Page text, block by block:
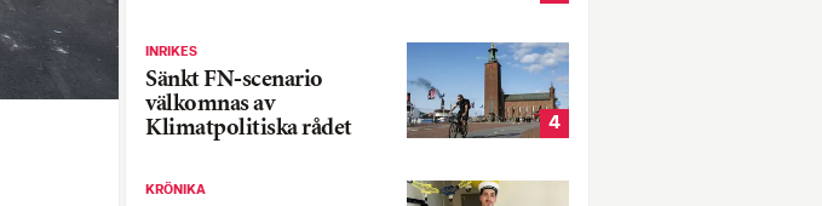
INRIKES
Sänkt FN-scenario
välkomnas av
Klimatpolitiska rådet
4
KRÖNIKA